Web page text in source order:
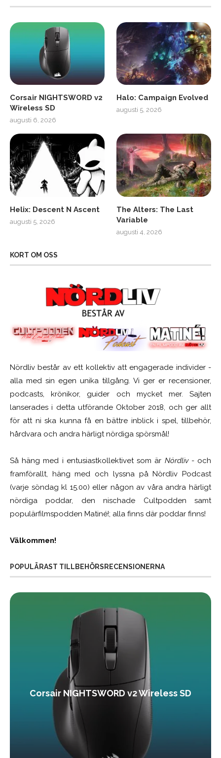
Corsair NIGHTSWORD v2
Wireless SD
augusti 6, 2026
Halo: Campaign Evolved
augusti 5, 2026
Helix: Descent N Ascent
augusti 5, 2026
The Alters: The Last
Variable
augusti 4, 2026
KORT OM OSS
Nördliv består av ett kollektiv att engagerade individer -
alla med sin egen unika tillgång. Vi ger er recensioner,
podcasts, krönikor, guider och mycket mer. Sajten
lanserades i detta utförande Oktober 2018, och ger allt
för att ni ska kunna få en bättre inblick i spel, tillbehör,
hårdvara och andra härligt nördiga spörsmål!
Så häng med i entusiastkollektivet som är Nördliv- och
framförallt, häng med och lyssna på Nördliv Podcast
(varje söndag kl 15.00) eller någon av våra andra härligt
nördiga poddar, den nischade Cultpodden samt
populärfilmspodden Matiné!; alla finns där poddar finns!
Välkommen!
POPULÄRAST TILLBEHÖRSRECENSIONERNA
Corsair NIGHTSWORD v2 Wireless SD